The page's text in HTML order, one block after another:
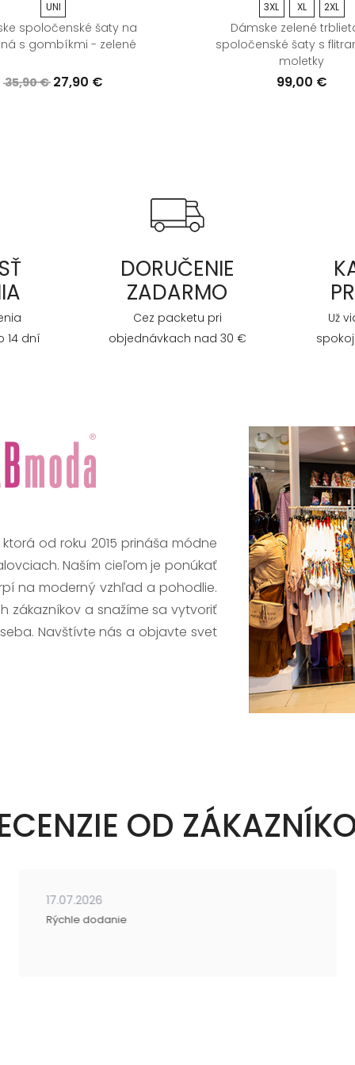
UNI
spoločenské šaty na
s gombíkmi - zelené
35,90 € 27,90 €
3XL XL 2XL
Dámske zelené
spoločenské šaty s
moletky
99,00 €
14 dní
DORUČENIE
ZADARMO
Cez packetu pri
objednávkach nad 30 €
Už
od roku 2015 prináša módne
Naším cieľom je ponúkať
na moderný vzhľad a pohodlie.
zákazníkov a snažíme sa vytvoriť
Navštívte nás a objavte svet
OD
17.07.2026
Rýchle dodanie